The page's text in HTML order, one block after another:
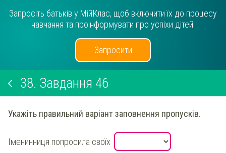
Запросіть батьків у МійКлас, щоб включити їх до процесу
навчання та проінформувати про успіхи дітей.
Запросити
38. Завдання 46
Укажіть правильний варіант заповнення пропусків.
Іменинниця попросила своїх